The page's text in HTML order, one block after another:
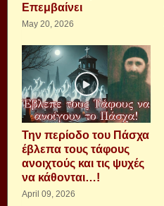
Επεμβαίνει
May 20, 2026
Την περίοδο του Πάσχα
έβλεπα τους τάφους
ανοιχτούς και τις ψυχές
να κάθονται…!
April 09, 2026